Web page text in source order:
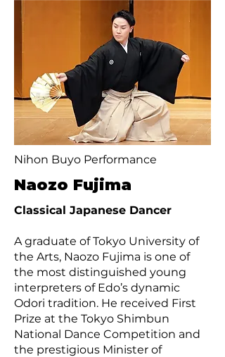
Nihon Buyo Performance
Naozo Fujima
Classical Japanese Dancer
A graduate of Tokyo University of
the Arts, Naozo Fujima is one of
the most distinguished young
interpreters of Edo’s dynamic
Odori tradition. He received First
Prize at the Tokyo Shimbun
National Dance Competition and
the prestigious Minister of